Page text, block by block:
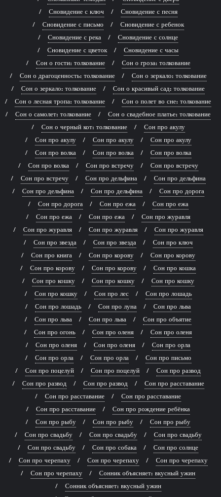
Сновидение с ключ
Сновидение с песня
Сновидение с письмо
Сновидение с ребенок
Сновидение с река
Сновидение с солнце
Сновидение с цветок
Сновидение с часы
Сон о гости: толкование
Сон о гроза: толкование
Сон о драгоценность: толкование
Сон о зеркало: толкование
Сон о зеркало: толкование
Сон о красивый сад: толкование
Сон о лесная тропа: толкование
Сон о полет во сне: толкование
Сон о самолет: толкование
Сон о свадебное платье: толкование
Сон о черный кот: толкование
Сон про акулу
Сон про акулу
Сон про акулу
Сон про акулу
Сон про волка
Сон про волка
Сон про волка
Сон про волка
Сон про встречу
Сон про встречу
Сон про встречу
Сон про дельфина
Сон про дельфина
Сон про дельфина
Сон про дельфина
Сон про дорога
Сон про дорога
Сон про ежа
Сон про ежа
Сон про ежа
Сон про ежа
Сон про журавля
Сон про журавля
Сон про журавля
Сон про журавля
Сон про звезда
Сон про звезда
Сон про ключ
Сон про книга
Сон про корову
Сон про корову
Сон про корову
Сон про корову
Сон про кошка
Сон про кошку
Сон про кошку
Сон про кошку
Сон про кошку
Сон про лес
Сон про лошадь
Сон про лошадь
Сон про луна
Сон про льва
Сон про льва
Сон про льва
Сон про объятие
Сон про огонь
Сон про оленя
Сон про оленя
Сон про оленя
Сон про оленя
Сон про орла
Сон про орла
Сон про орла
Сон про письмо
Сон про поцелуй
Сон про поцелуй
Сон про развод
Сон про развод
Сон про развод
Сон про расставание
Сон про расставание
Сон про расставание
Сон про расставание
Сон про рождение ребёнка
Сон про рыбу
Сон про рыбу
Сон про рыбу
Сон про свадьбу
Сон про свадьбу
Сон про свадьбу
Сон про свадьбу
Сон про собака
Сон про солнце
Сон про черепаху
Сон про черепаху
Сон про черепаху
Сон про черепаху
Сонник объясняет: вкусный ужин
Сонник объясняет: вкусный ужин